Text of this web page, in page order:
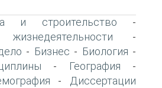
и строительство -
жизнедеятельности -
- Бизнес - Биология -
- География -
-
Диссертации